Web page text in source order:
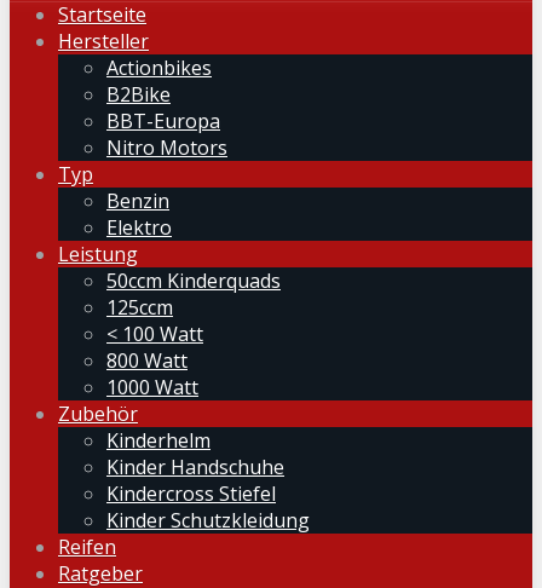
Startseite
Hersteller
Actionbikes
B2Bike
BBT-Europa
Nitro Motors
Typ
Benzin
Elektro
Leistung
50ccm Kinderquads
125ccm
< 100 Watt
800 Watt
1000 Watt
Zubehör
Kinderhelm
Kinder Handschuhe
Kindercross Stiefel
Kinder Schutzkleidung
Reifen
Ratgeber